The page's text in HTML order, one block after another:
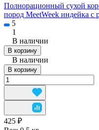
Полнорационный сухой
пород MeetWeek индейка с
5
1
В наличии
В корзину
В наличии
В корзину
425 ₽